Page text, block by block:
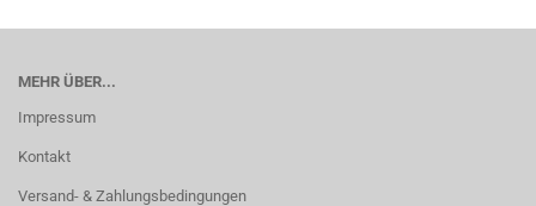
MEHR ÜBER...
Impressum
Kontakt
Versand- & Zahlungsbedingungen